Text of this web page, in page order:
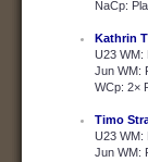
NaCp:
Kathrin
U23 WM:
Jun WM:
WCp: 2×
Timo
U23 WM:
Jun WM: